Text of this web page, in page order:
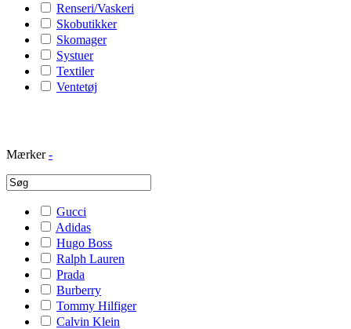
Renseri/Vaskeri
Skobutikker
Skomager
Systuer
Textiler
Ventetøj
Mærker -
Gucci
Adidas
Hugo Boss
Ralph Lauren
Prada
Burberry
Tommy Hilfiger
Calvin Klein